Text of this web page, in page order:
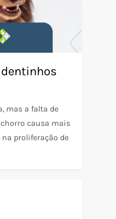
mas a falta de
causa mais
proliferação de